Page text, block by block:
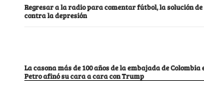
Regresar a la radio para comentar fútbol, la solución
contra la depresión
La casona más de 100 años de la embajada de Colombia
Petro afinó su cara a cara con Trump